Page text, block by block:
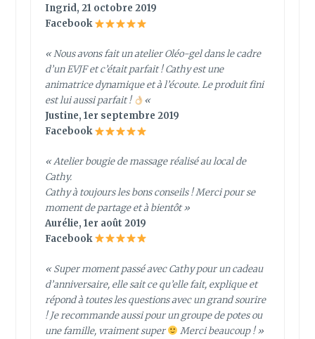
Ingrid, 21 octobre 2019
Facebook
« Nous avons fait un atelier Oléo-gel dans le cadre
d’un EVJF et c’était parfait ! Cathy est une
animatrice dynamique et à l’écoute. Le produit fini
est lui aussi parfait !
«
Justine, 1er septembre 2019
Facebook
« Atelier bougie de massage réalisé au local de
Cathy.
Cathy à toujours les bons conseils ! Merci pour se
moment de partage et à bientôt »
Aurélie, 1er août 2019
Facebook
« Super moment passé avec Cathy pour un cadeau
d’anniversaire, elle sait ce qu’elle fait, explique et
répond à toutes les questions avec un grand sourire
! Je recommande aussi pour un groupe de potes ou
une famille, vraiment super
Merci beaucoup ! »